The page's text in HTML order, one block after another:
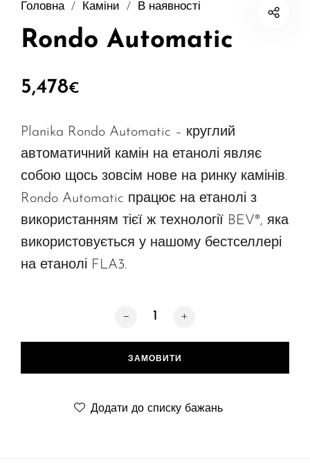
Головна / Каміни / В наявності
Rondo Automatic
5,478€
Planika Rondo Automatic – круглий
автоматичний камін на етанолі являє
собою щось зовсім нове на ринку камінів.
Rondo Automatic працює на етанолі з
використанням тієї ж технології BEV®, яка
використовується у нашому бестселлері
на етанолі FLA3.
Rondo Automatic кількість
ЗАМОВИТИ
Додати до списку бажань